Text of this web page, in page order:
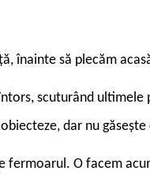
înainte să plecăm
scuturând
dar nu
fermoarul. O facem